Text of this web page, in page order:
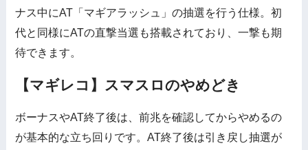
ナス中にAT「マギアラッシュ」の抽選を行う仕様。初
代と同様にATの直撃当選も搭載されており、一撃も期
待できます。
【マギレコ】スマスロのやめどき
ボーナスやAT終了後は、前兆を確認してからやめるの
が基本的な立ち回りです。AT終了後は引き戻し抽選が